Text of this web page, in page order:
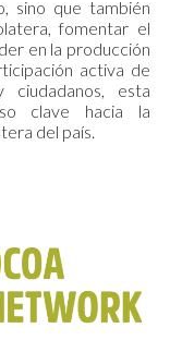
sino que también
fomentar el
en la producción
activa de
ciudadanos, esta
clave hacia la
del país.